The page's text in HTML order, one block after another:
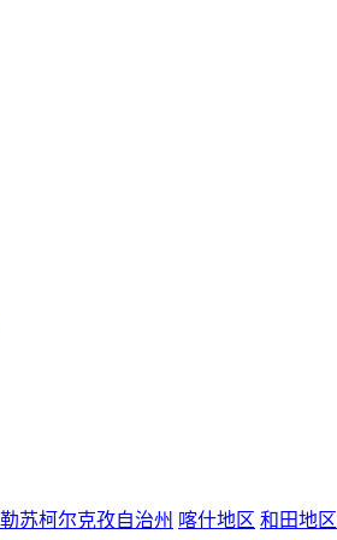
苏柯尔克孜自治州 喀什地区 和田地区